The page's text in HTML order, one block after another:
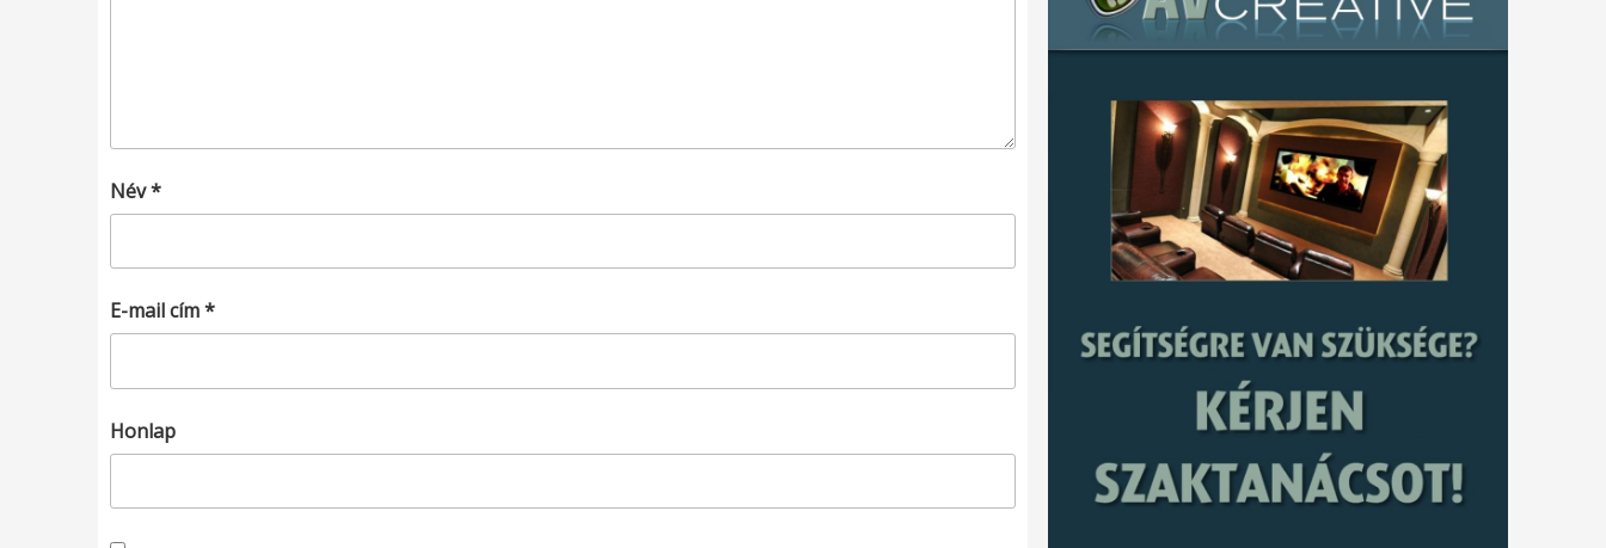
Név*
E-mail cím*
Honlap